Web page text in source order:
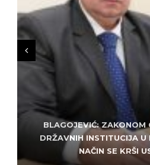
BLAGOJEVIĆ:
DRŽAVNIH INSTITUCIJA U
NAČIN SE KRŠI
ZLATKO MILETIĆ:
KRIMINALA, LJUDE IZ
HAOS
SARAJEVO: ALEM